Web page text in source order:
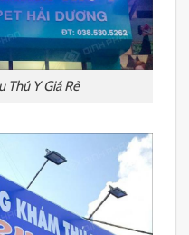
Thú Y Giá Rẻ